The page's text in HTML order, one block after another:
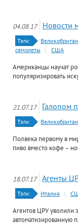
04.08.17 Новости
Тэги:
самолеты \ США
Американцы научат
популяризировать
21.07.17 Галопом
Тэги:
Полвека первому в
пиво вместо кофе –
18.07.17 Агенты
Тэги: Италия \
Агентов ЦРУ уволили
автоматизированную